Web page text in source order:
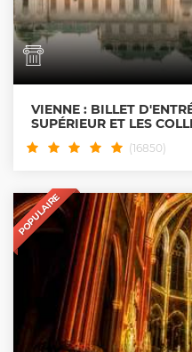
VIENNE : BILLET
SUPÉRIEUR ET LES
(16850)
POPULAIRE